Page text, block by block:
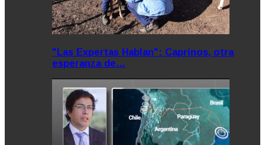
"Las Expertas Hablan": Caprinos, otra
esperanza de…